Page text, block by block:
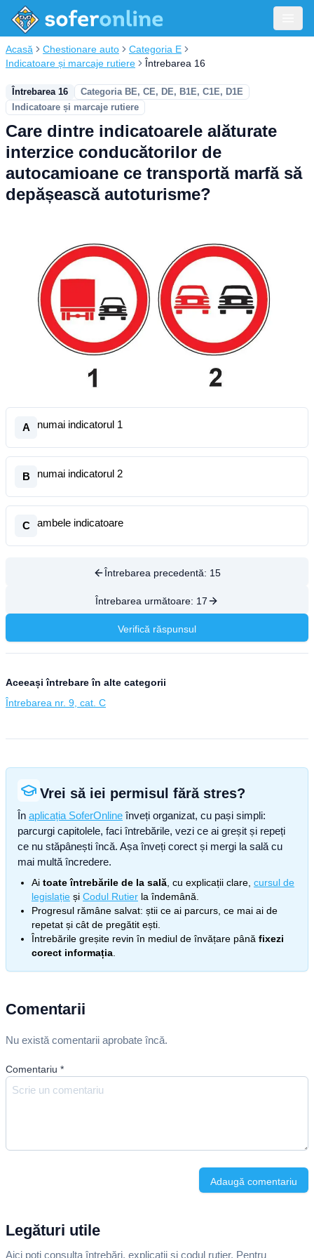
Acasă Chestionare auto
Categoria E
Indicatoare și marcaje rutiere
Întrebarea 16
Întrebarea 16
Categoria BE, CE, DE, B1E, C1E, D1E
Indicatoare și marcaje rutiere
Care dintre indicatoarele alăturate
interzice conducătorilor de
autocamioane ce transportă marfă să
depășească autoturisme?
A numai indicatorul 1
B numai indicatorul 2
C ambele indicatoare
Întrebarea precedentă: 15
Întrebarea următoare: 17
Verifică răspunsul
Aceeași întrebare în alte categorii
Întrebarea nr. 9, cat. C
Vrei să iei permisul fără stres?
În aplicația SoferOnline înveți organizat, cu pași simpli:
parcurgi capitolele, faci întrebările, vezi ce ai greșit și repeți
ce nu stăpânești încă. Așa înveți corect și mergi la sală cu
mai multă încredere.
Ai toate întrebările de la sală , cu explicații clare, cursul de
legislație și Codul Rutier la îndemână.
Progresul rămâne salvat: știi ce ai parcurs, ce mai ai de
repetat și cât de pregătit ești.
Întrebările greșite revin în mediul de învățare până fixezi
corect informația
Comentarii
Nu există comentarii aprobate încă.
Comentariu *
Adaugă comentariu
Legături utile
Aici poți consulta întrebări, explicații și codul rutier. Pentru